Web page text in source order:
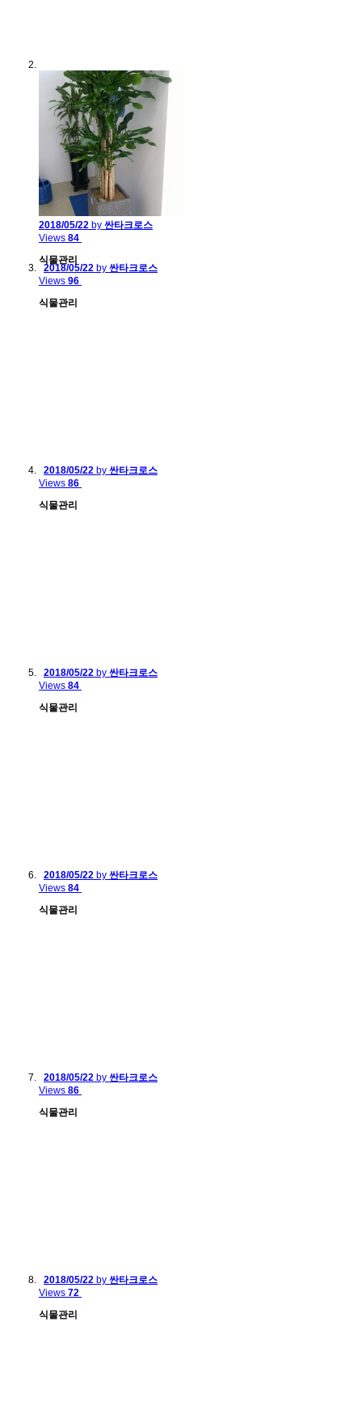
2018/05/22 by 싼타크로스
Views 84
식물관리
2018/05/22 by 싼타크로스
Views 96
식물관리
2018/05/22 by 싼타크로스
Views 86
식물관리
2018/05/22 by 싼타크로스
Views 84
식물관리
2018/05/22 by 싼타크로스
Views 84
식물관리
2018/05/22 by 싼타크로스
Views 86
식물관리
2018/05/22 by 싼타크로스
Views 72
식물관리